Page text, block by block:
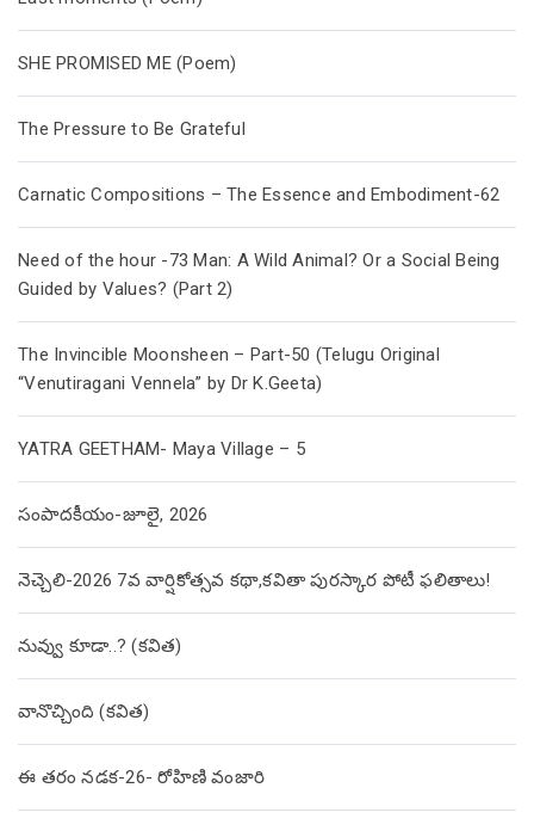
SHE PROMISED ME (Poem)
The Pressure to Be Grateful
Carnatic Compositions – The Essence and Embodiment-62
Need of the hour -73 Man: A Wild Animal? Or a Social Being
Guided by Values? (Part 2)
The Invincible Moonsheen – Part-50 (Telugu Original
“Venutiragani Vennela” by Dr K.Geeta)
YATRA GEETHAM- Maya Village – 5
సంపాదకీయం-జూలై, 2026
నెచ్చెలి-2026 7వ వార్షికోత్సవ కథా,కవితా పురస్కార పోటీ ఫలితాలు!
నువ్వు కూడా..? (కవిత)
వానొచ్చింది (కవిత)
ఈ తరం నడక-26- రోహిణి వంజారి